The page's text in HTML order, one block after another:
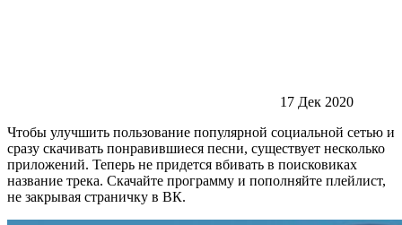
17 Дек 2020
Чтобы улучшить пользование популярной социальной сетью и
сразу скачивать понравившиеся песни, существует несколько
приложений. Теперь не придется вбивать в поисковиках
название трека. Скачайте программу и пополняйте плейлист,
не закрывая страничку в ВК.